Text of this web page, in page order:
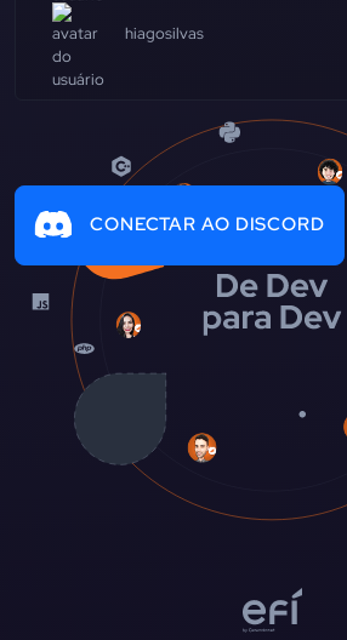
hiagosilvas
CONECTAR AO DISCORD